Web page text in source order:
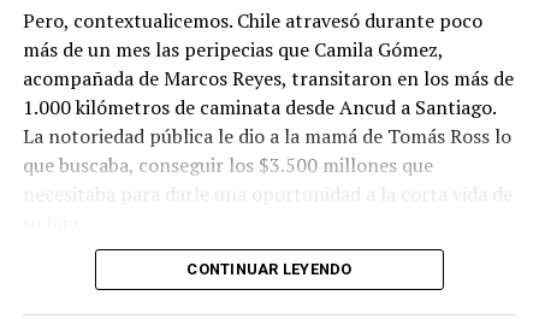
Pero, contextualicemos. Chile atravesó durante poco
más de un mes las peripecias que Camila Gómez,
acompañada de Marcos Reyes, transitaron en los más de
1.000 kilómetros de caminata desde Ancud a Santiago.
La notoriedad pública le dio a la mamá de Tomás Ross lo
que buscaba, conseguir los $3.500 millones que
necesitaba para darle una oportunidad a la corta vida de
La solidaridad y empatía de los chilenos en cada paso
CONTINUAR LEYENDO